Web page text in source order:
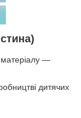
матеріалу —
дитячих